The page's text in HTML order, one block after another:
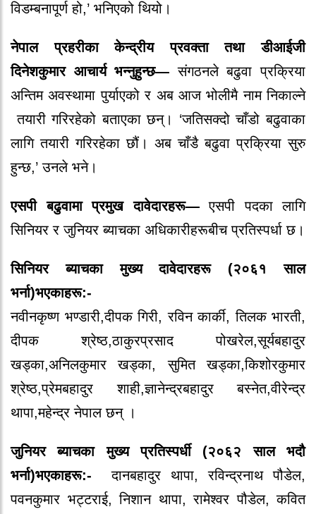
विडम्बनापूर्ण हो,’ भनिएको थियो।
नेपाल प्रहरीका केन्द्रीय प्रवक्ता तथा डीआईजी
दिनेशकुमार आचार्य भन्नुहुन्छ— संगठनले बढुवा प्रक्रिया
अन्तिम अवस्थामा पुर्याएको र अब आज भोलीमै नाम निकाल्ने
तयारी गरिरहेको बताएका छन्। ‘जतिसक्दो चाँडो बढुवाका
लागि तयारी गरिरहेका छौं। अब चाँडै बढुवा प्रक्रिया सुरु
हुन्छ,’ उनले भने।
एसपी बढुवामा प्रमुख दावेदारहरू—एसपी पदका लागि
सिनियर र जुनियर ब्याचका अधिकारीहरूबीच प्रतिस्पर्धा छ।
सिनियर ब्याचका मुख्य दावेदारहरू (२०६१ साल
भर्ना)भएकाहरू:-
नवीनकृष्ण भण्डारी,दीपक गिरी, रविन कार्की, तिलक भारती,
दीपक श्रेष्ठ,ठाकुरप्रसाद पोखरेल,सूर्यबहादुर
खड्का,अनिलकुमार खड्का, सुमित खड्का,किशोरकुमार
श्रेष्ठ,प्रेमबहादुर शाही,ज्ञानेन्द्रबहादुर बस्नेत,वीरेन्द्र
थापा,महेन्द्र नेपाल छन् ।
जुनियर ब्याचका मुख्य प्रतिस्पर्धी (२०६२ साल भदौ
भर्ना)भएकाहरू:-
दानबहादुर थापा, रविन्द्रनाथ पौडेल,
पवनकुमार भट्टराई, निशान थापा, रामेश्वर पौडेल, कवित